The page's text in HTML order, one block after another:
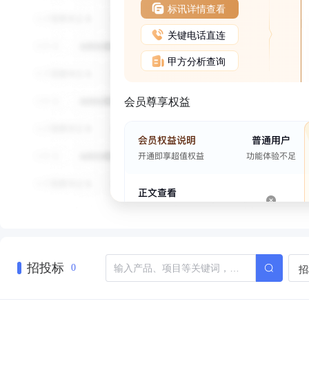
标讯详情查看
关键电话直连
甲方分析查询
会员尊享权益
招投标 0